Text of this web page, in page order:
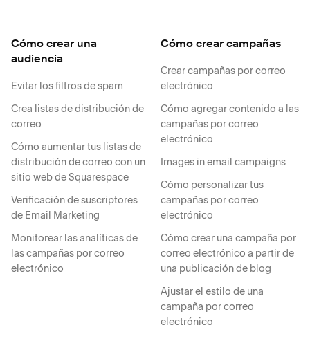
Cómo crear una
audiencia
Evitar los filtros de spam
Crea listas de distribución de
correo
Cómo aumentar tus listas de
distribución de correo con un
sitio web de Squarespace
Verificación de suscriptores
de Email Marketing
Monitorear las analíticas de
las campañas por correo
electrónico
Cómo crear campañas
Crear campañas por correo
electrónico
Cómo agregar contenido a las
campañas por correo
electrónico
Images in email campaigns
Cómo personalizar tus
campañas por correo
electrónico
Cómo crear una campaña por
correo electrónico a partir de
una publicación de blog
Ajustar el estilo de una
campaña por correo
electrónico